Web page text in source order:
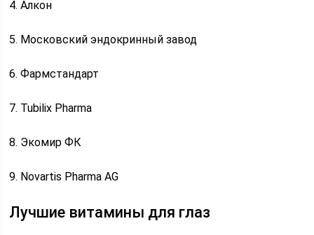
4. Алкон
5. Московский эндокринный завод
6. Фармстандарт
7. Tubilix Pharma
8. Экомир ФК
9. Novartis Pharma AG
Лучшие витамины для глаз